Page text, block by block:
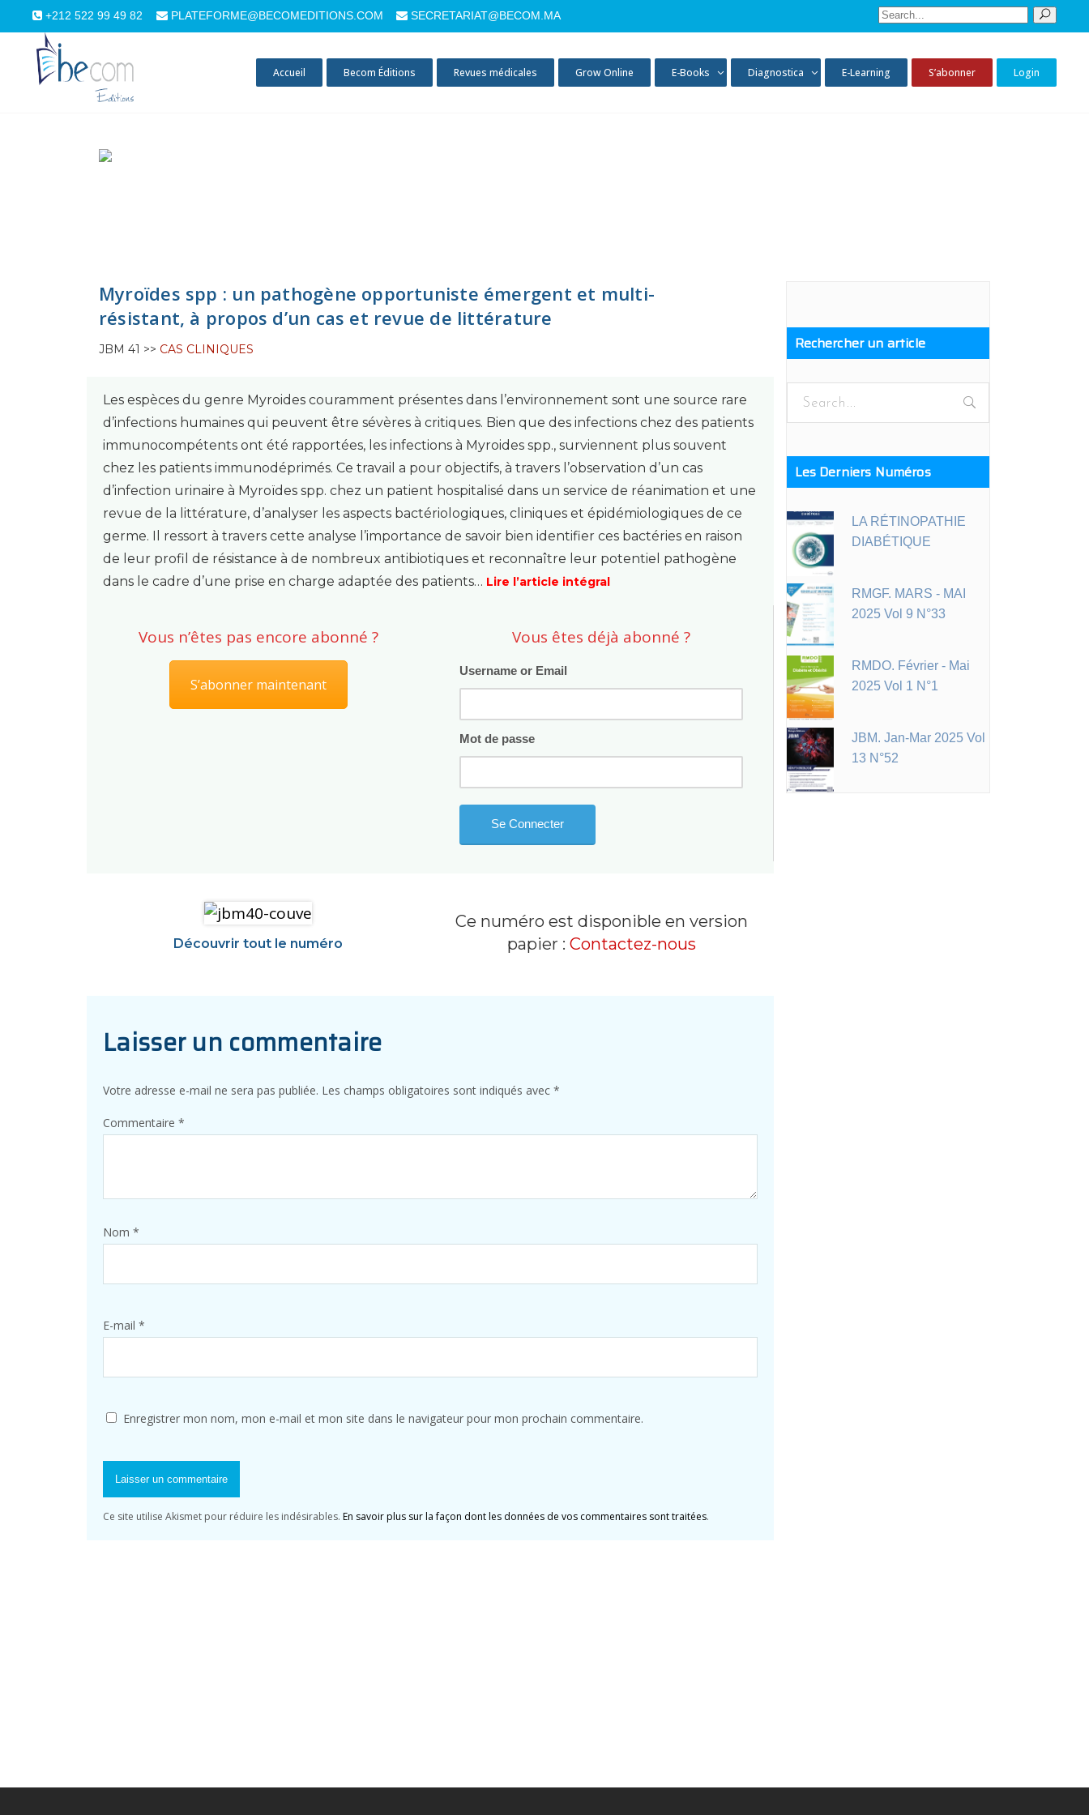
+212 522 99 49 82 PLATEFORME@BECOMEDITIONS.COM SECRETARIAT@BECOM.MA
Accueil Becom Éditions Revues médicales Grow Online E-Books Diagnostica E-Learning S’abonner Login
Myroïdes spp : un pathogène opportuniste émergent et multi-
résistant, à propos d’un cas et revue de littérature
JBM 41 >> CAS CLINIQUES
Les espèces du genre Myroides couramment présentes dans l’environnement sont une source rare
d’infections humaines qui peuvent être sévères à critiques. Bien que des infections chez des patients
immunocompétents ont été rapportées, les infections à Myroides spp., surviennent plus souvent
chez les patients immunodéprimés. Ce travail a pour objectifs, à travers l’observation d’un cas
d’infection urinaire à Myroïdes spp. chez un patient hospitalisé dans un service de réanimation et une
revue de la littérature, d’analyser les aspects bactériologiques, cliniques et épidémiologiques de ce
germe. Il ressort à travers cette analyse l’importance de savoir bien identifier ces bactéries en raison
de leur profil de résistance à de nombreux antibiotiques et reconnaître leur potentiel pathogène
dans le cadre d’une prise en charge adaptée des patients… Lire l’article intégral
Vous n’êtes pas encore abonné ?
S’abonner maintenant
Vous êtes déjà abonné ?
Username or Email
Mot de passe
Découvrir tout le numéro
Ce numéro est disponible en version
papier :Contactez-nous
Laisser un commentaire
Votre adresse e-mail ne sera pas publiée. Les champs obligatoires sont indiqués avec *
Commentaire *
Nom *
E-mail *
Enregistrer mon nom, mon e-mail et mon site dans le navigateur pour mon prochain commentaire.
Ce site utilise Akismet pour réduire les indésirables. En savoir plus sur la façon dont les données de vos commentaires sont traitées.
Rechercher un article
Search
Les Derniers Numéros
LA RÉTINOPATHIE
DIABÉTIQUE
RMGF. MARS - MAI
2025 Vol 9 N°33
RMDO. Février - Mai
2025 Vol 1 N°1
JBM. Jan-Mar 2025 Vol
13 N°52